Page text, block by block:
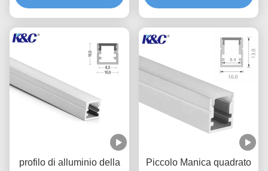
LED
profilo di alluminio della
Piccolo Manica quadrato